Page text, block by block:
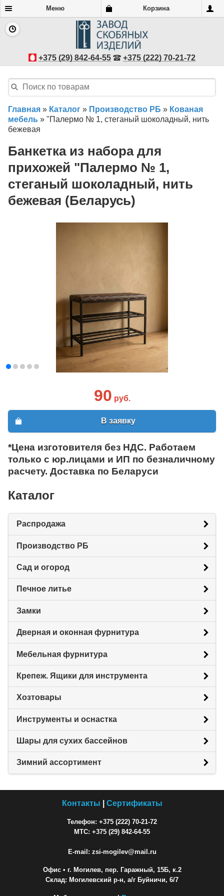
Меню Корзина
+375 (29) 842-64-55 +375 (222) 70-21-72
Главная » Каталог » Производство РБ » Кованая
мебель » "Палермо № 1, стеганый шоколадный, нить
бежевая
Банкетка из набора для
прихожей "Палермо № 1,
стеганый шоколадный, нить
бежевая (Беларусь)
90 руб.
В заявку
*Цена изготовителя без НДС. Работаем
только с юр.лицами и ИП по безналичному
расчету. Доставка по Беларуси
Каталог
Распродажа
Производство РБ
Сад и огород
Печное литье
Замки
Дверная и оконная фурнитура
Мебельная фурнитура
Крепеж. Ящики для инструмента
Хозтовары
Инструменты и оснастка
Шары для сухих бассейнов
Зимний ассортимент
Контакты Сертификаты
Телефон: +375 (222) 70-21-72
МТС: +375 (29) 842-64-55
E-mail: zsi-mogilev@mail.ru
Офис• г. Могилев, пер. Гаражный, 15Б, к.2
Склад: Могилевский р-н, а/г Буйничи, 6/7